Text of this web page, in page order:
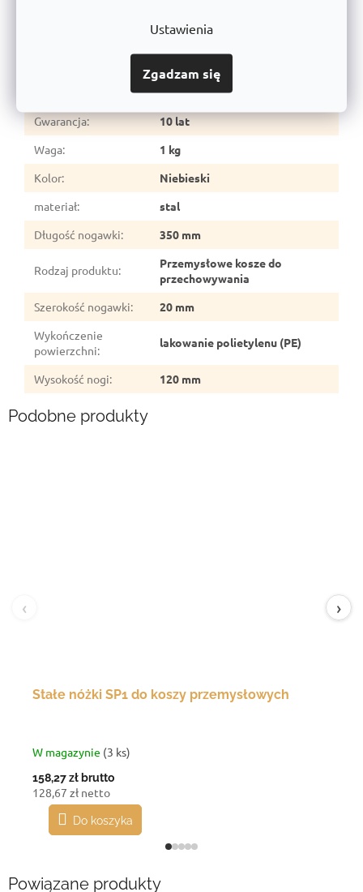
Ustawienia
Zgadzam się
które sprosta rygorom pracy.🚀
Parametry dodatkowe
Systemy druciane
Gwarancja:
10 lat
Waga:
1 kg
Kolor:
Niebieski
materiał:
stal
Długość nogawki: 350 mm
Rodzaj produktu:
Przemysłowe kosze do
przechowywania
Szerokość nogawki:
20 mm
Wykończenie
powierzchni:
lakowanie polietylenu (PE)
Wysokość nogi: 120 mm
Podobne produkty
Stałe nóżki SP1 do koszy przemysłowych
W magazynie (3 ks)
158,27 zł brutto
128,67 zł netto
Do koszyka
‹ ›
Powiązane produkty